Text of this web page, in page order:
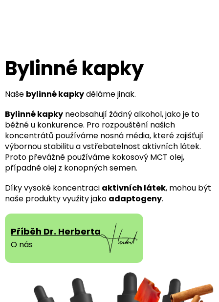
Bylinné kapky
Naše bylinné kapkyděláme jinak.
Bylinné kapky neobsahují žádný alkohol, jako je to
běžné u konkurence. Pro rozpouštění našich
koncentrátů používáme nosná média, které zajišťují
výbornou stabilitu a vstřebatelnost aktivních látek.
Proto převážně používáme kokosový MCT olej,
případně olej z konopných semen.
Díky vysoké koncentraci aktivních látek, mohou být
naše produkty využity jako adaptogeny.
Příběh Dr. Herberta
O nás